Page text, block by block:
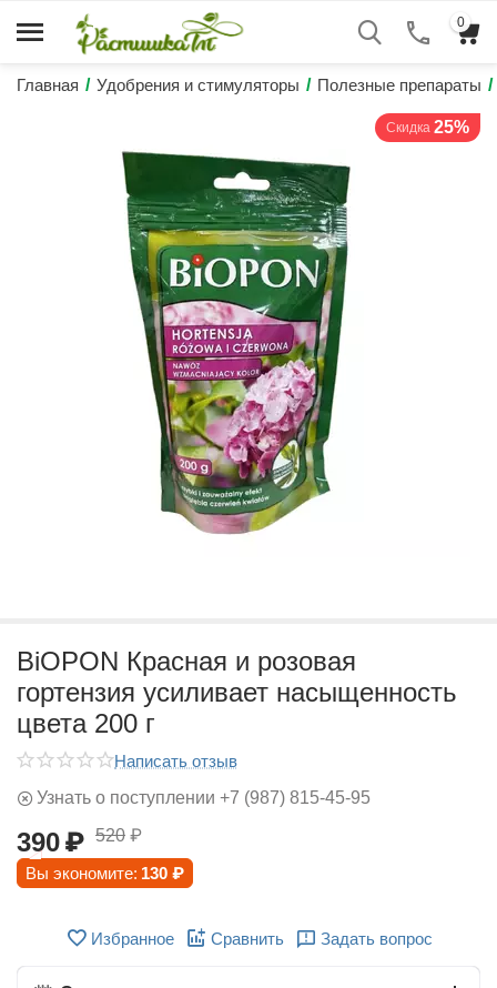
0
Главная / Удобрения и стимуляторы / Полезные препараты /
Скидка 25%
BiOPON Красная и розовая
гортензия усиливает насыщенность
цвета 200 г
Написать отзыв
Узнать о поступлении +7 (987) 815-45-95
390₽ 520 ₽
Вы экономите: 130 ₽
Избранное Сравнить Задать вопрос